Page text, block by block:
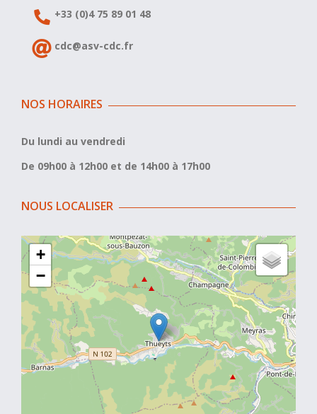
+33 (0)4 75 89 01 48
cdc@asv-cdc.fr
NOS HORAIRES
Du lundi au vendredi
De 09h00 à 12h00 et de 14h00 à 17h00
NOUS LOCALISER
+
−